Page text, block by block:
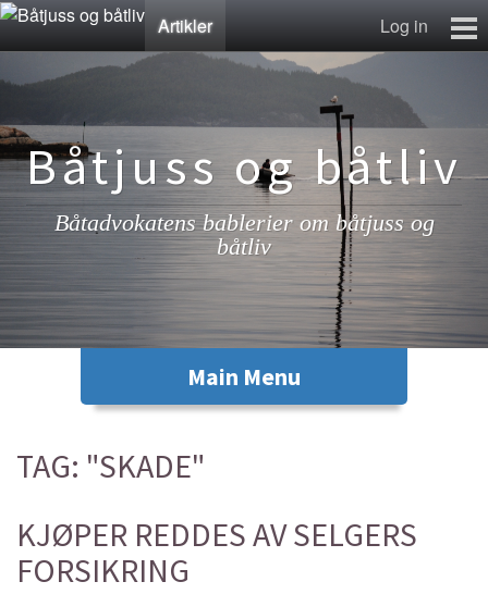
Artikler Log in
Lenkesamling
Kontakt
Båtjuss og båtliv
Båtadvokatens bablerier om båtjuss og
båtliv
TAG: "SKADE"
KJØPER REDDES AV SELGERS
FORSIKRING